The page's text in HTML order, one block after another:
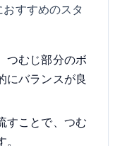
すすめのスタ
つむじ部分のボ
にバランスが良
すことで、つむ